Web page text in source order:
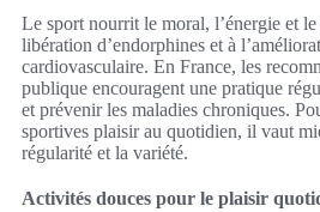
Le sport nourrit le moral, l’énergie et
libération d’endorphines et à
cardiovasculaire. En France, les
publique encouragent une pratique
et prévenir les maladies chroniques.
sportives plaisir au quotidien, il vaut
régularité et la variété.
Activités douces pour le plaisir